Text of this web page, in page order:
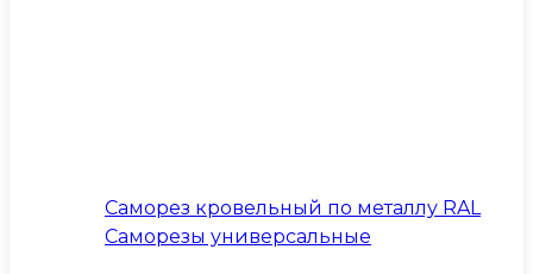
Саморез кровельный по металлу RAL
Саморезы универсальные